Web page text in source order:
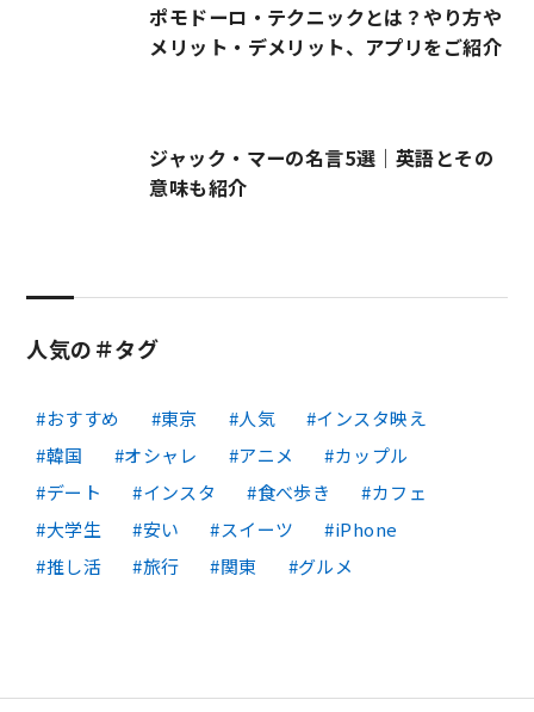
ポモドーロ・テクニックとは？やり方や
メリット・デメリット、アプリをご紹介
ジャック・マーの名言5選｜英語とその
意味も紹介
人気の＃タグ
おすすめ 東京 人気
インスタ映え
韓国
オシャレ アニメ
カップル
デート
インスタ 食べ歩き
カフェ
大学生
安い スイーツ
iPhone
推し活
旅行 関東 グルメ